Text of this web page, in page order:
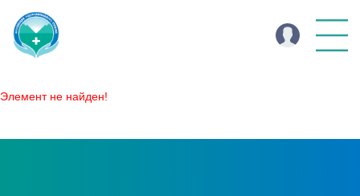
Элемент не найден!